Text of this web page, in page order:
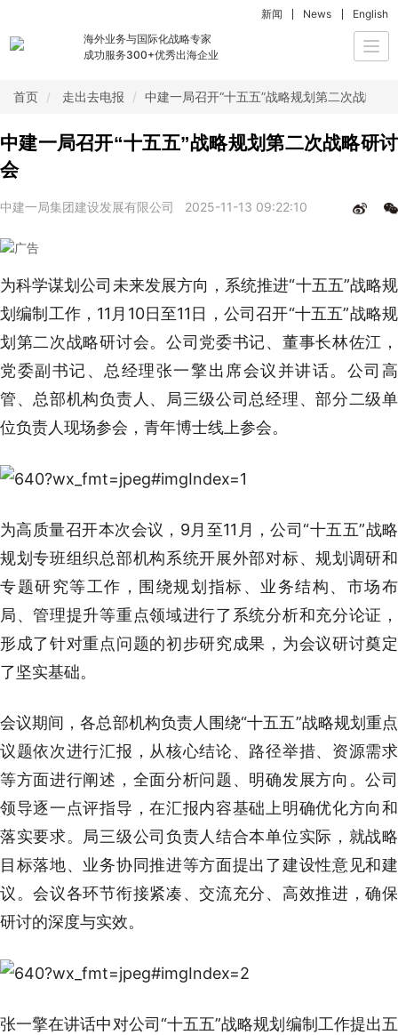
海外业务与国际化战略专家
成功服务300+优秀出海企业
新闻 News English
首页 走出去电报 中建一局召开“十五五”战略规划第二次战略研
中建一局召开“十五五”战略规划第二次战略研讨
会
中建一局集团建设发展有限公司 2025-11-13 09:22:10
为科学谋划公司未来发展方向，系统推进“十五五”战略规
划编制工作，11月10日至11日，公司召开“十五五”战略规
划第二次战略研讨会。公司党委书记、董事长林佐江，
党委副书记、总经理张一擎出席会议并讲话。公司高
管、总部机构负责人、局三级公司总经理、部分二级单
位负责人现场参会，青年博士线上参会。
为高质量召开本次会议，9月至11月，公司“十五五”战略
规划专班组织总部机构系统开展外部对标、规划调研和
专题研究等工作，围绕规划指标、业务结构、市场布
局、管理提升等重点领域进行了系统分析和充分论证，
形成了针对重点问题的初步研究成果，为会议研讨奠定
了坚实基础。
会议期间，各总部机构负责人围绕“十五五”战略规划重点
议题依次进行汇报，从核心结论、路径举措、资源需求
等方面进行阐述，全面分析问题、明确发展方向。公司
领导逐一点评指导，在汇报内容基础上明确优化方向和
落实要求。局三级公司负责人结合本单位实际，就战略
目标落地、业务协同推进等方面提出了建设性意见和建
议。会议各环节衔接紧凑、交流充分、高效推进，确保
研讨的深度与实效。
张一擎在讲话中对公司“十五五”战略规划编制工作提出五